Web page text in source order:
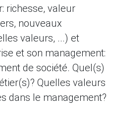
richesse, valeur
nouveaux
valeurs, ...) et
et son management:
de société. Quel(s)
Quelles valeurs
dans le management?